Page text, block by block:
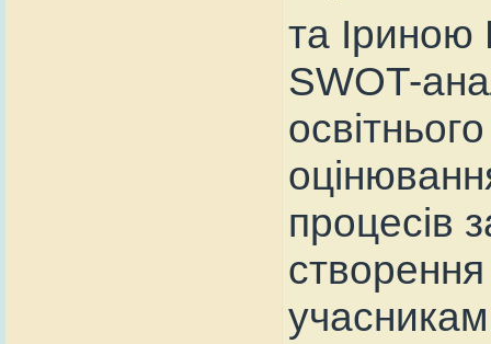
та Іриною
SWOT-
процесів